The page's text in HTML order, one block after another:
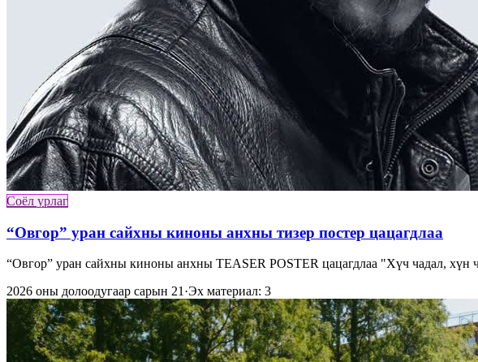
Соёл урлаг
“Овгор” уран сайхны киноны анхны тизер постер цацагдлаа
“Овгор” уран сайхны киноны анхны TEASER POSTER цацагдлаа "Хүч чадал, хүн
2026 оны долоодугаар сарын 21·Эх материал: 3